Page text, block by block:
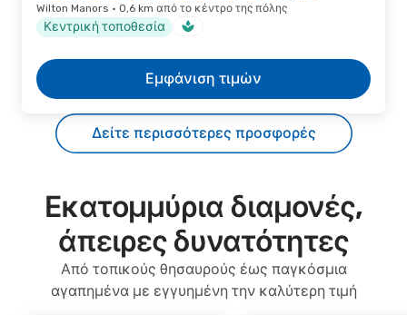
Wilton Manors · 0,6 km από το κέντρο της πόλης
Κεντρική τοποθεσία
Εμφάνιση τιμών
Δείτε περισσότερες προσφορές
Εκατομμύρια διαμονές,
άπειρες δυνατότητες
Από τοπικούς θησαυρούς έως παγκόσμια
αγαπημένα με εγγυημένη την καλύτερη τιμή